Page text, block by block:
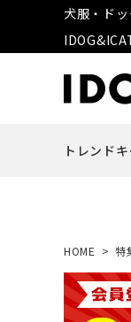
犬服・ド
トレンド
HOME 特